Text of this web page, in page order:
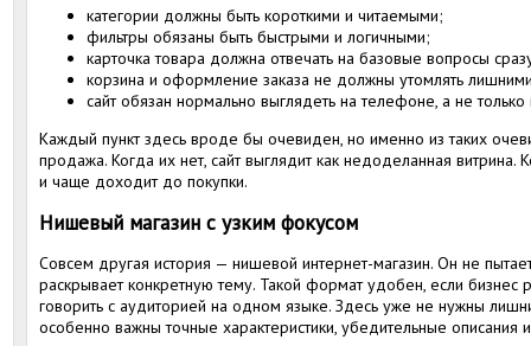
категории должны быть короткими и читаемыми;
фильтры обязаны быть быстрыми и логичными;
карточка товара должна отвечать на базовые вопросы
корзина и оформление заказа не должны утомлять
сайт обязан нормально выглядеть на телефоне, а не
Каждый пункт здесь вроде бы очевиден, но именно из таких
продажа. Когда их нет, сайт выглядит как недоделанная витрина.
и чаще доходит до покупки.
Нишевый магазин с узким фокусом
Совсем другая история — нишевой интернет-магазин. Он не
раскрывает конкретную тему. Такой формат удобен, если бизнес
говорить с аудиторией на одном языке. Здесь уже не нужны
особенно важны точные характеристики, убедительные описания